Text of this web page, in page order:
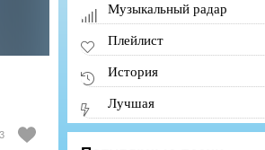
Музыкальный радар
Плейлист
История
Лучшая